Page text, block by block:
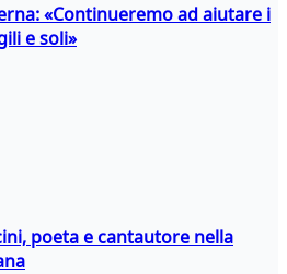
«Continueremo ad aiutare i
e soli»
poeta e cantautore nella